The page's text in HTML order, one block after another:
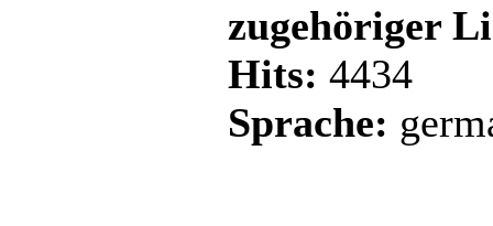
zugehöriger
Hits: 4434
Sprache: